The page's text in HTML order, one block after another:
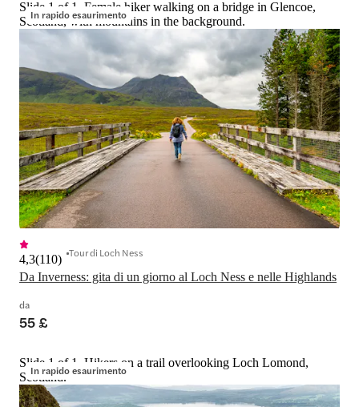
In rapido esaurimento
Slide 1 of 1, Female hiker walking on a bridge in Glencoe,
Scotland, with mountains in the background.
Da Inverness: gita di un giorno al Loch Ness e nelle Highlands
4,3(110) Tour di Loch Ness
da
55 £
In rapido esaurimento
Slide 1 of 1, Hikers on a trail overlooking Loch Lomond,
Scotland.